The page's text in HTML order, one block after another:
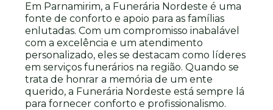
Em Parnamirim, a Funerária Nordeste é uma
fonte de conforto e apoio para as famílias
enlutadas. Com um compromisso inabalável
com a excelência e um atendimento
personalizado, eles se destacam como líderes
em serviços funerários na região. Quando se
trata de honrar a memória de um ente
querido, a Funerária Nordeste está sempre lá
para fornecer conforto e profissionalismo.